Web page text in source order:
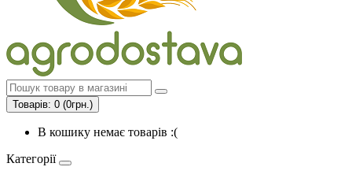
Товарів: 0 (0грн.)
В кошику немає товарів :(
Категорії